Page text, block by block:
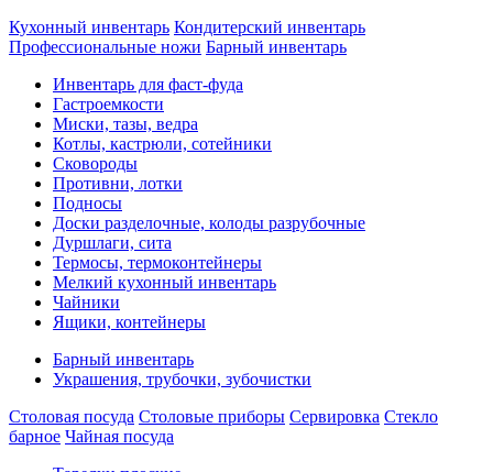
Кухонный инвентарь Кондитерский инвентарь
Профессиональные ножи Барный инвентарь
Инвентарь для фаст-фуда
Гастроемкости
Миски, тазы, ведра
Котлы, кастрюли, сотейники
Сковороды
Противни, лотки
Подносы
Доски разделочные, колоды разрубочные
Дуршлаги, сита
Термосы, термоконтейнеры
Мелкий кухонный инвентарь
Чайники
Ящики, контейнеры
Барный инвентарь
Украшения, трубочки, зубочистки
Столовая посуда Столовые приборы Сервировка Стекло
барное Чайная посуда